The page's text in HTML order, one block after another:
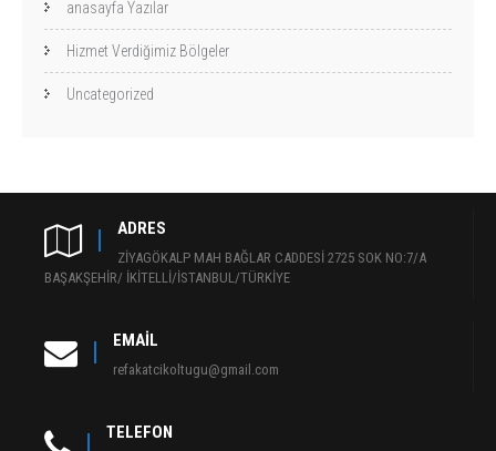
anasayfa Yazılar
Hizmet Verdiğimiz Bölgeler
Uncategorized
ADRES
ZİYAGÖKALP MAH BAĞLAR CADDESİ 2725 SOK NO:7/A
BAŞAKŞEHİR/ İKİTELLİ/İSTANBUL/TÜRKİYE
EMAIL
refakatcikoltugu@gmail.com
TELEFON